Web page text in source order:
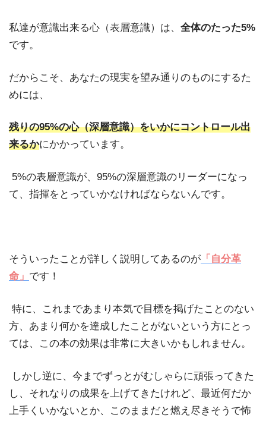
私達が意識出来る心（表層意識）は、 全体のたった5%
です。
だからこそ、あなたの現実を望み通りのものにするた
めには、
残りの95%の心（深層意識）をいかにコントロール出
来るかにかかっています。
5%の表層意識が、 95%の深層意識のリーダーになっ
て、指揮をとっていかなければならないんです。
そういったことが詳しく説明してあるのが 「自分革
命」 です！
特に、これまであまり本気で目標を掲げたことのない
方、あまり何かを達成したことがないという方にとっ
ては、この本の効果は非常に大きいかもしれません。
しかし逆に、今までずっとがむしゃらに頑張ってきた
し、それなりの成果を上げてきたけれど、最近何だか
上手くいかないとか、このままだと燃え尽きそうで怖